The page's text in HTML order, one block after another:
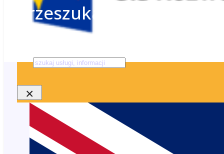
Przeszukaj stronę
Szukaj
×